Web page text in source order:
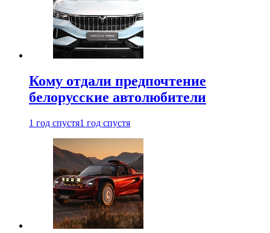
Кому отдали предпочтение
белорусские автолюбители
1 год спустя1 год спустя